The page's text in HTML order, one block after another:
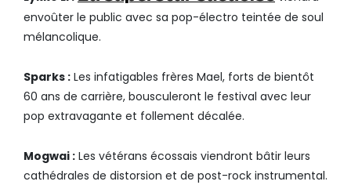
envoûter le public avec sa pop-électro teintée de soul
mélancolique.
Sparks : Les infatigables frères Mael, forts de bientôt
60 ans de carrière, bousculeront le festival avec leur
pop extravagante et follement décalée.
Mogwai : Les vétérans écossais viendront bâtir leurs
cathédrales de distorsion et de post-rock instrumental.